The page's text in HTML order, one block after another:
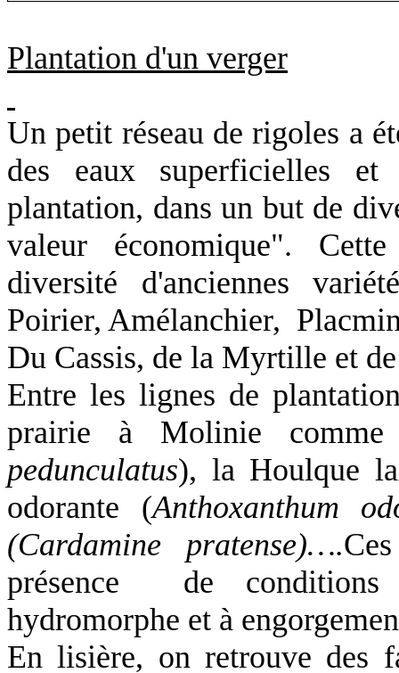
Plantation d'un verger
Un petit réseau de rigoles a
des eaux superficielles
plantation, dans un but de
valeur économique".
diversité d'anciennes
Poirier, Amélanchier,
Du Cassis, de la Myrtille et
Entre les lignes de
prairie à Molinie
pedunculatus), la Houlque
odorante (Anthoxanthum
(Cardamine pratense)….
présence de conditions
hydromorphe et à
En lisière, on retrouve des